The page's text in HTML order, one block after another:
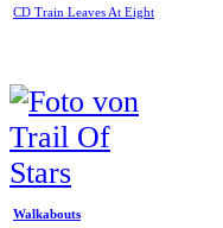
CD Train Leaves At Eight
Walkabouts